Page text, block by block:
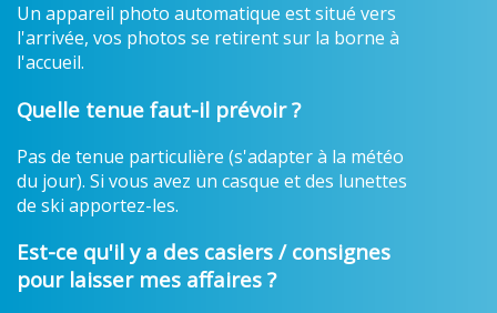
Un appareil photo automatique est situé vers
l'arrivée, vos photos se retirent sur la borne à
l'accueil.
Quelle tenue faut-il prévoir ?
Pas de tenue particulière (s'adapter à la météo
du jour). Si vous avez un casque et des lunettes
de ski apportez-les.
Est-ce qu'il y a des casiers / consignes
pour laisser mes affaires ?